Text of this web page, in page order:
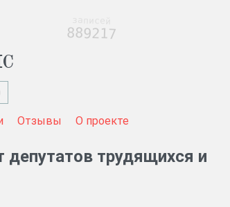
Отзывы О проекте
трудящихся и
889217